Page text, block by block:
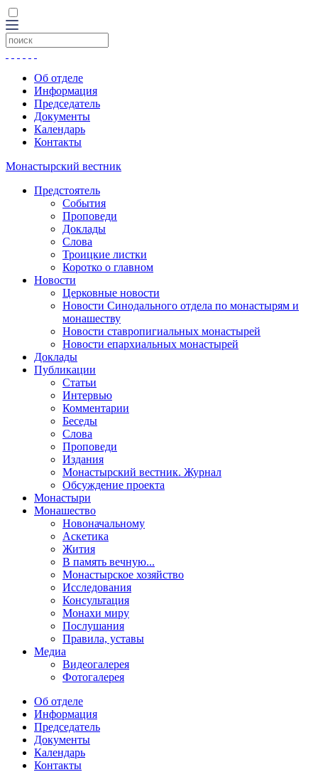
Об отделе
Информация
Председатель
Документы
Календарь
Контакты
Монастырский вестник
Предстоятель
События
Проповеди
Доклады
Слова
Троицкие листки
Коротко о главном
Новости
Церковные новости
Новости Синодального отдела по монастырям и
монашеству
Новости ставропигиальных монастырей
Новости епархиальных монастырей
Доклады
Публикации
Статьи
Интервью
Комментарии
Беседы
Слова
Проповеди
Издания
Монастырский вестник. Журнал
Обсуждение проекта
Монастыри
Монашество
Новоначальному
Аскетика
Жития
В память вечную...
Монастырское хозяйство
Исследования
Консультация
Монахи миру
Послушания
Правила, уставы
Медиа
Видеогалерея
Фотогалерея
Об отделе
Информация
Председатель
Документы
Календарь
Контакты